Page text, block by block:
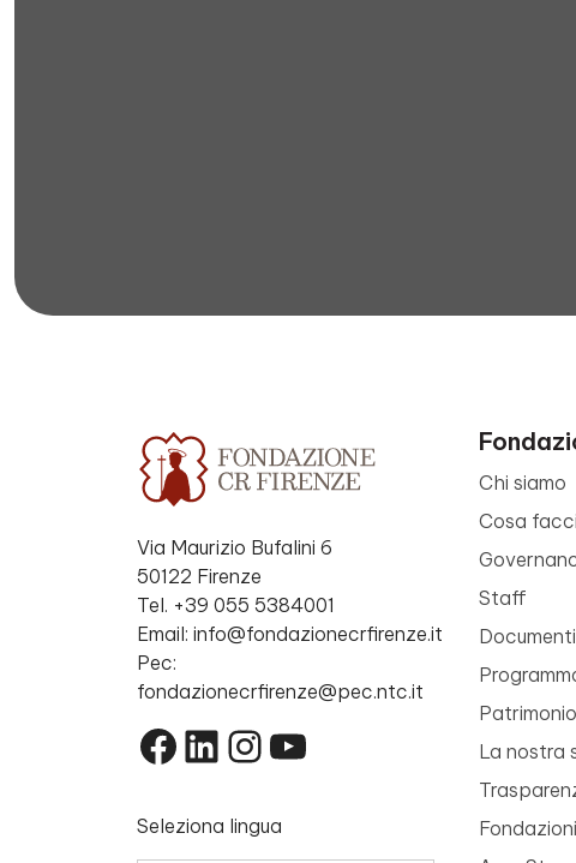
Via Maurizio Bufalini 6
50122 Firenze
Tel. +39 055 5384001
Email: info@fondazionecrfirenze.it
Pec:
fondazionecrfirenze@pec.ntc.it
Facebook
LinkedIn
Instagram
YouTube
Seleziona lingua
Chi siamo
Cosa
Staff
Patrimonio
La nostra